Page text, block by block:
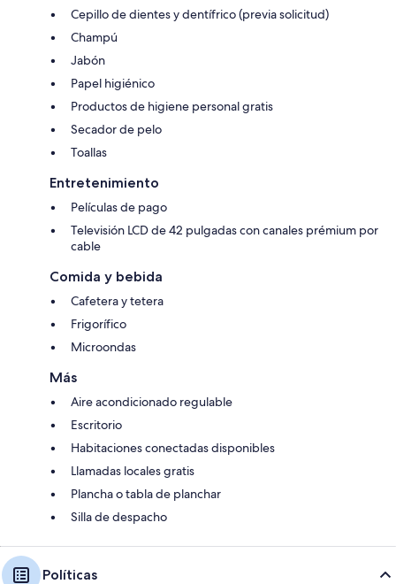
Cepillo de dientes y dentífrico (previa solicitud)
Champú
Jabón
Papel higiénico
Productos de higiene personal gratis
Secador de pelo
Toallas
Entretenimiento
Películas de pago
Televisión LCD de 42 pulgadas con canales prémium por
cable
Comida y bebida
Cafetera y tetera
Frigorífico
Microondas
Más
Aire acondicionado regulable
Escritorio
Habitaciones conectadas disponibles
Llamadas locales gratis
Plancha o tabla de planchar
Silla de despacho
Políticas